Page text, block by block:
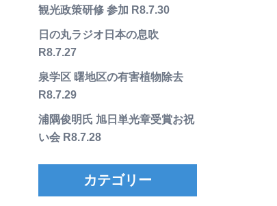
観光政策研修 参加 R8.7.30
日の丸ラジオ日本の息吹
R8.7.27
泉学区 曙地区の有害植物除去
R8.7.29
浦隅俊明氏 旭日単光章受賞お祝
い会 R8.7.28
カテゴリー